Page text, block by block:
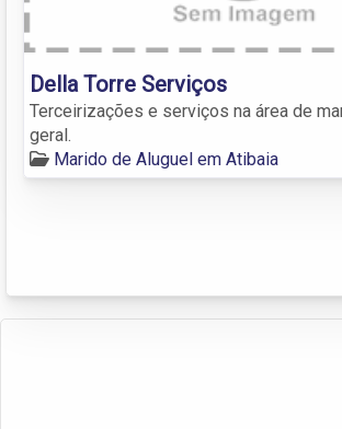
Della Torre Serviços
Terceirizações e serviços na área de
geral.
Marido de Aluguel em Atibaia